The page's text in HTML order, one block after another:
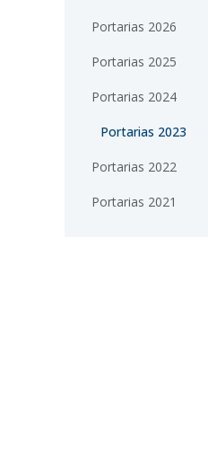
Portarias 2026
Portarias 2025
Portarias 2024
Portarias 2023
Portarias 2022
Portarias 2021